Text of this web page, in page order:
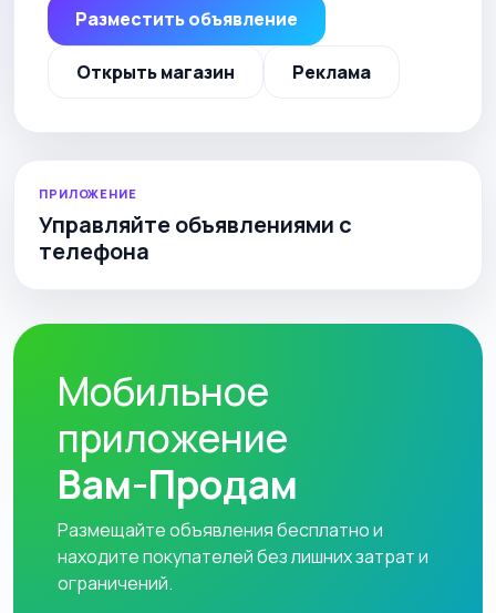
Разместить объявление
Открыть магазин Реклама
ПРИЛОЖЕНИЕ
Управляйте объявлениями с
телефона
Мобильное
приложение
Вам-Продам
Размещайте объявления бесплатно и
находите покупателей без лишних затрат и
ограничений.